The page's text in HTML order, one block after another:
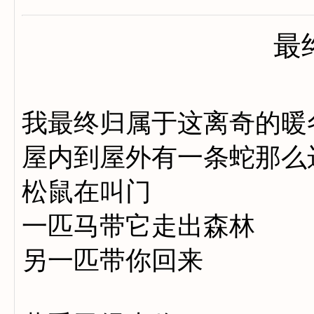
最
我最终归属于这离奇的暖
屋内到屋外有一条蛇那么
松鼠在叫门
一匹马带它走出森林
另一匹带你回来